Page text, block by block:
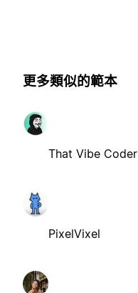
更多類似的範本
That Vibe Coder
PixelVixel